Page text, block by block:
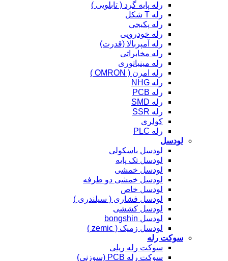
رله پایه گرد ( تابلویی )
رله T شکل
رله پکیجی
رله خودرویی
رله آمپربالا (قدرت)
رله مخابراتی
رله مینیاتوری
رله امرن ( OMRON )
رله NHG
رله PCB
رله SMD
رله SSR
کولری
رله PLC
لودسل
لودسل باسکولی
لودسل تک پایه
لودسل خمشی
لودسل خمشی دو طرفه
لودسل خاص
لودسل فشاری ( سیلندری )
لودسل کششی
لودسل bongshin
لودسل زمیک ( zemic )
سوکت رله
سوکت رله ریلی
سوکت رله PCB (سوزنی)